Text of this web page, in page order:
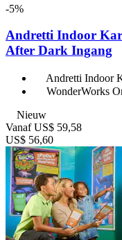
-5%
Andretti Indoor
After Dark Ingang
Andretti Indoor
WonderWorks
Nieuw
Vanaf US$ 59,58
US$ 56,60